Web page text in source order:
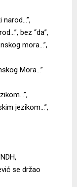
narod…”,
bez “da”,
mora…”,
Mora…”
jezikom…”,
se držao